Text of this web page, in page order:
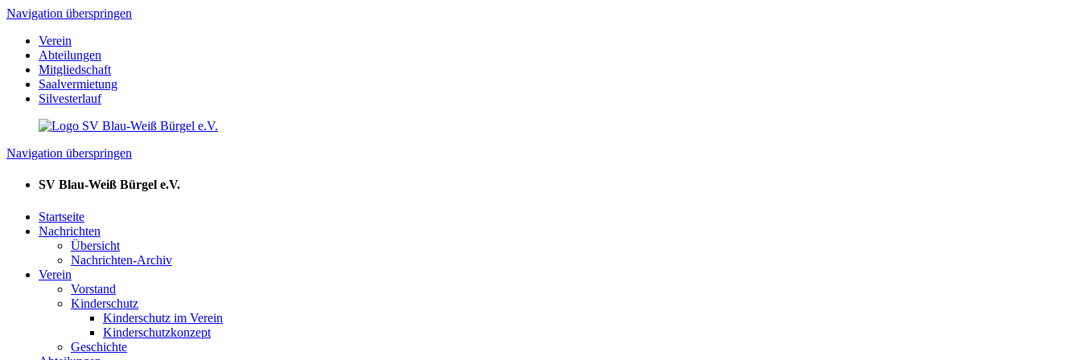
Navigation überspringen
Verein
Abteilungen
Mitgliedschaft
Saalvermietung
Silvesterlauf
Navigation überspringen
SV Blau-Weiß Bürgel e.V.
Startseite
Nachrichten
Übersicht
Nachrichten-Archiv
Verein
Vorstand
Kinderschutz
Kinderschutz im Verein
Kinderschutzkonzept
Geschichte